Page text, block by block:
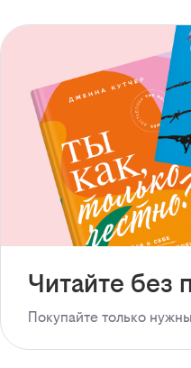
Читайте без
Покупайте только